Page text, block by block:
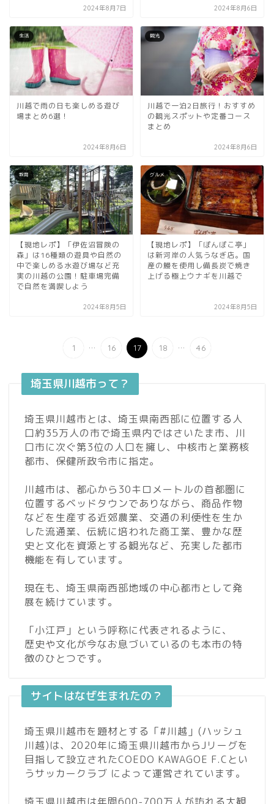
2024年8月7日 2024年8月6日
生活
川越で雨の日も楽しめる遊び
場まとめ6選！
2024年8月6日
観光
川越で一泊2日旅行！おすすめ
の観光スポットや定番コース
まとめ
2024年8月6日
教育
【現地レポ】「伊佐沼冒険の
森」は16種類の遊具や自然の
中で楽しめる水遊び場など充
実の川越の公園！駐車場完備
で自然を満喫しよう
2024年8月5日
グルメ
【現地レポ】「ぽんぽこ亭」
は新河岸の人気うなぎ店。国
産の鰻を使用し備長炭で焼き
上げる極上ウナギを川越で
2024年8月5日
1 ... 16 17 18 ... 46
埼玉県川越市って？
埼玉県川越市とは、埼玉県南西部に位置する人
口約35万人の市で埼玉県内ではさいたま市、川
口市に次ぐ第3位の人口を擁し、中核市と業務核
都市、保健所政令市に指定。
川越市は、都心から30キロメートルの首都圏に
位置するベッドタウンでありながら、商品作物
などを生産する近郊農業、交通の利便性を生か
した流通業、伝統に培われた商工業、豊かな歴
史と文化を資源とする観光など、充実した都市
機能を有しています。
現在も、埼玉県南西部地域の中心都市として発
展を続けています。
「小江戸」という呼称に代表されるように、
歴史や文化が今なお息づいているのも本市の特
徴のひとつです。
サイトはなぜ生まれたの？
埼玉県川越市を題材とする「#川越」(ハッシュ
川越)は、2020年に埼玉県川越市からJリーグを
目指して設立されたCOEDO KAWAGOE F.Cとい
うサッカークラブ によって運営されています。